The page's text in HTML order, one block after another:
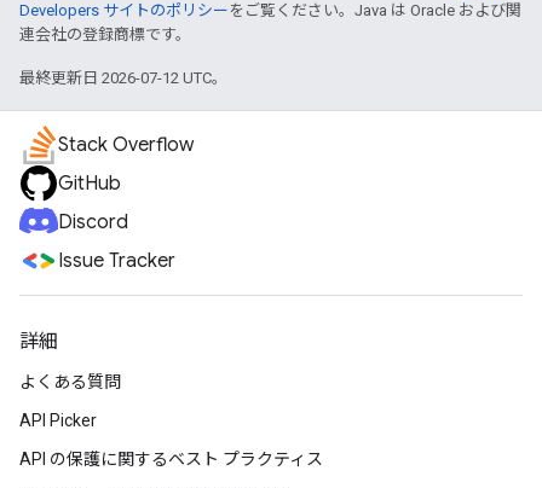
Developers サイトのポリシー をご覧ください。Java は Oracle および関
連会社の登録商標です。
最終更新日 2026-07-12 UTC。
Stack Overflow
GitHub
Discord
Issue Tracker
詳細
よくある質問
API Picker
API の保護に関するベスト プラクティス